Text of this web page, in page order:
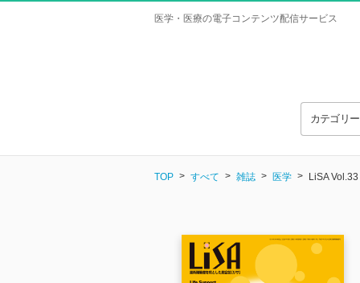
医学・医療の電子コンテンツ配信サービス
カテゴリ
TOP すべて 雑誌 医学 LiSA